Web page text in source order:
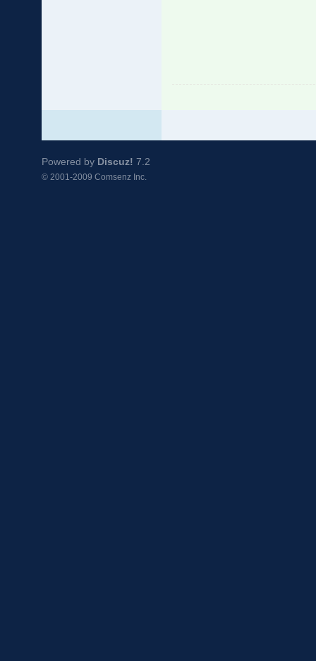
Powered by Discuz! 7.2
© 2001-2009 Comsenz Inc.